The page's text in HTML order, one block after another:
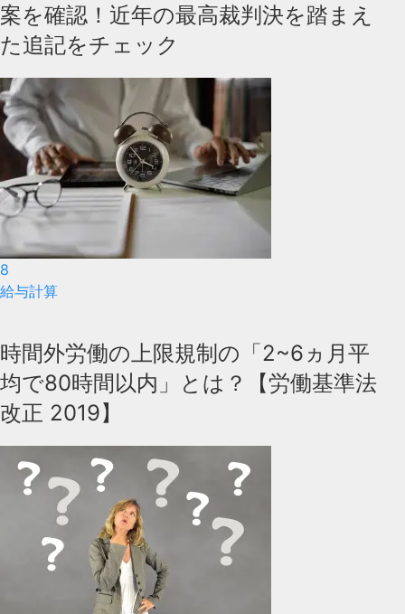
案を確認！近年の最高裁判決を踏まえ
た追記をチェック
8
給与計算
時間外労働の上限規制の「2~6ヵ月平
均で80時間以内」とは？【労働基準法
改正 2019】